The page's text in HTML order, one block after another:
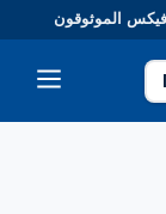
الموثوقون